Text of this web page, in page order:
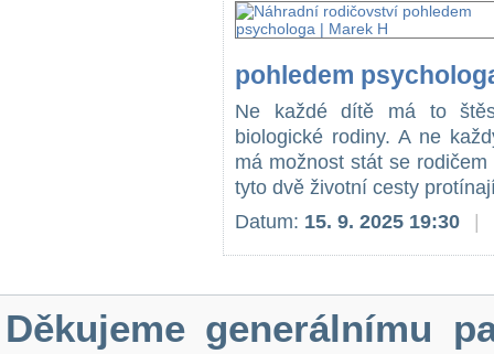
pohledem
Ne každé dítě má to
biologické rodiny. A ne
má možnost stát se
tyto dvě životní cesty
Datum: 15. 9. 2025 19:30
Děkujeme generálnímu